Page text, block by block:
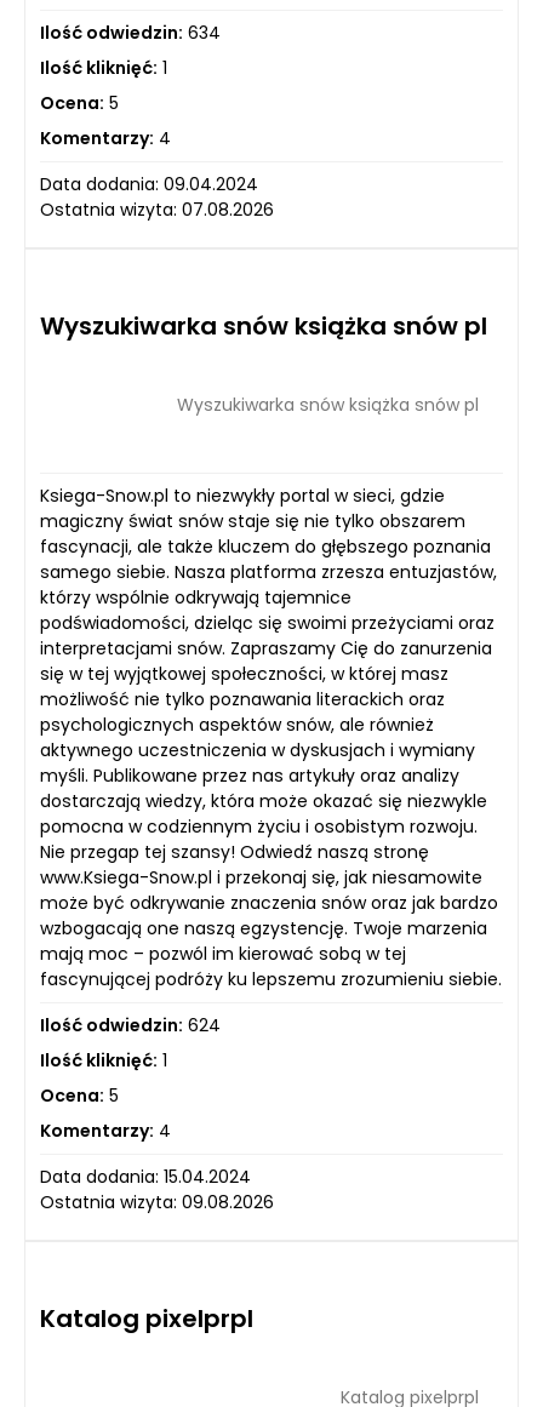
Ilość odwiedzin: 634
Ilość kliknięć: 1
Ocena: 5
Komentarzy: 4
Data dodania: 09.04.2024
Ostatnia wizyta: 07.08.2026
Wyszukiwarka snów książka snów pl
Wyszukiwarka snów książka snów pl
Ksiega-Snow.pl to niezwykły portal w sieci, gdzie
magiczny świat snów staje się nie tylko obszarem
fascynacji, ale także kluczem do głębszego poznania
samego siebie. Nasza platforma zrzesza entuzjastów,
którzy wspólnie odkrywają tajemnice
podświadomości, dzieląc się swoimi przeżyciami oraz
interpretacjami snów. Zapraszamy Cię do zanurzenia
się w tej wyjątkowej społeczności, w której masz
możliwość nie tylko poznawania literackich oraz
psychologicznych aspektów snów, ale również
aktywnego uczestniczenia w dyskusjach i wymiany
myśli. Publikowane przez nas artykuły oraz analizy
dostarczają wiedzy, która może okazać się niezwykle
pomocna w codziennym życiu i osobistym rozwoju.
Nie przegap tej szansy! Odwiedź naszą stronę
www.Ksiega-Snow.pl i przekonaj się, jak niesamowite
może być odkrywanie znaczenia snów oraz jak bardzo
wzbogacają one naszą egzystencję. Twoje marzenia
mają moc – pozwól im kierować sobą w tej
fascynującej podróży ku lepszemu zrozumieniu siebie.
Ilość odwiedzin: 624
Ilość kliknięć: 1
Ocena: 5
Komentarzy: 4
Data dodania: 15.04.2024
Ostatnia wizyta: 09.08.2026
Katalog pixelprpl
Katalog pixelprpl